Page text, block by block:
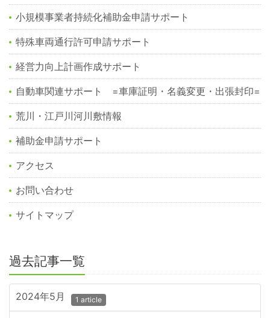
小規模事業者持続化補助金申請サポート
特殊車両通行許可申請サポート
経営力向上計画作成サポート
自動車関連サポート =車庫証明・名義変更・出張封印=
荒川・江戸川河川敷情報
補助金申請サポート
アクセス
お問い合わせ
サイトマップ
過去記事一覧
2024年5月 1 article